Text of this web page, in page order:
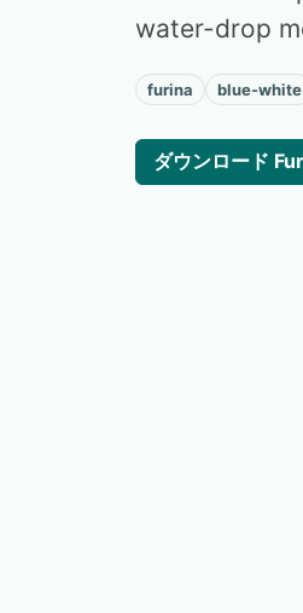
water-drop
furina blue-white
ダウンロード